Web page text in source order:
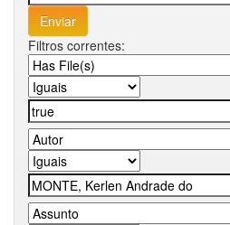
Filtros correntes: